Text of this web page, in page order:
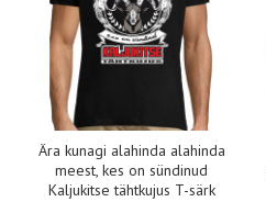
Ära kunagi alahinda alahinda
meest, kes on sündinud
Kaljukitse tähtkujus T-särk